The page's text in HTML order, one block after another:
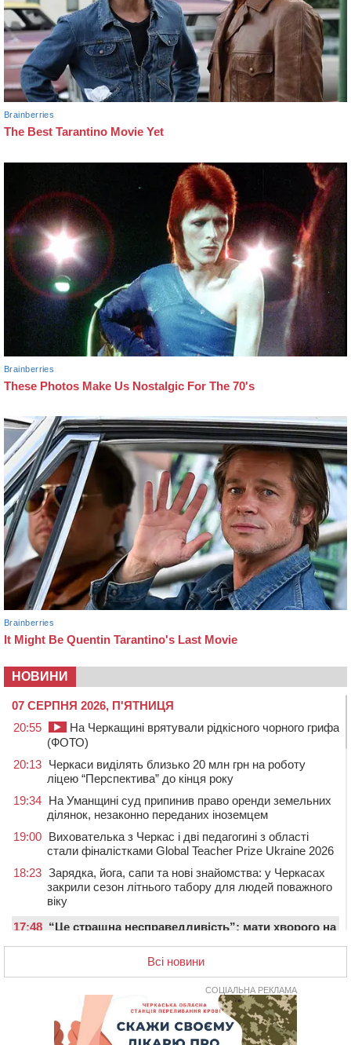
НОВИНИ
07 СЕРПНЯ 2026, П'ЯТНИЦЯ
20:55
На Черкащині врятували рідкісного чорного грифа
(ФОТО)
20:13 Черкаси виділять близько 20 млн грн на роботу
ліцею “Перспектива” до кінця року
19:34 На Уманщині суд припинив право оренди земельних
ділянок, незаконно переданих іноземцем
19:00 Вихователька з Черкас і дві педагогині з області
стали фіналістками Global Teacher Prize Ukraine 2026
18:23 Зарядка, йога, сапи та нові знайомства: у Черкасах
закрили сезон літнього табору для людей поважного
віку
17:48 “Це страшна несправедливість”: мати хворого на
ОВА виділити кошти на дороговартісні ліки
17:15 На Уманщині судитимуть колишню очільницю відділу
освіти через закупівлю електрики за завищеною
У Черкасах провели в останню путь двох
Всі новини
СОЦІАЛЬНА РЕКЛАМА